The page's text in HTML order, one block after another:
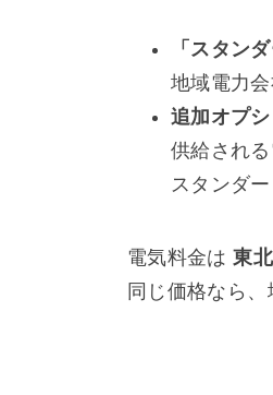
「スタン
地域電力
追加オプ
供給され
スタンダ
電気料金は東
同じ価格なら